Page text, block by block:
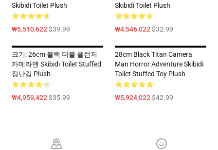
Skibidi Toilet Plush
₩5,510,622$39.99
Skibidi Toilet Plush
₩4,546,022$32.99
크기: 26cm 블랙 더블 플런저
카메라맨 Skibidi Toilet Stuffed
장난감 Plush
₩4,959,422$35.99
28cm Black Titan Camera
Man Horror Adventure Skibidi
Toilet Stuffed Toy Plush
₩5,924,022$42.99